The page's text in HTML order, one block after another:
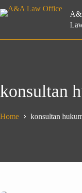
to
konsultan
Home konsultan